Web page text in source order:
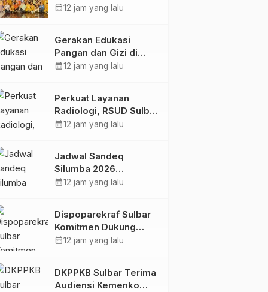
Anjungan Provinsi
Bersama Sky World
TMII
calendar_month12 jam yang lalu
Gerakan Edukasi
Pangan dan Gizi di
Mamasa: Tingkatkan
dalam Pemenuhan Gizi
calendar_month12 jam yang lalu
Perkuat Layanan
Radiologi, RSUD Sulbar
Sambut Kembali dr. Iis
calendar_month12 jam yang lalu
Jadwal Sandeq
Silumba 2026
Disesuaikan,
Tetap Dimatangkan
calendar_month12 jam yang lalu
Dispoparekraf Sulbar
Komitmen Dukung
Penyusunan RAD
calendar_month12 jam yang lalu
DKPPKB Sulbar Terima
Audiensi Kemenko